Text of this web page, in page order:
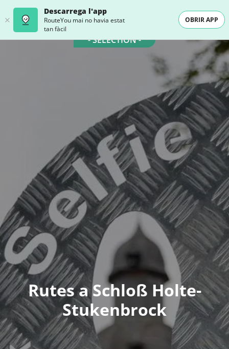
Descarrega l'app
RouteYou mai no havia estat
tan fàcil
OBRIR APP
- SELECTION -
Rutes a Schloß Holte-
Stukenbrock